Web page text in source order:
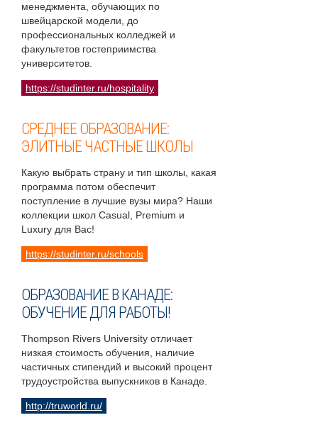
менеджмента, обучающих по
швейцарской модели, до
профессиональных колледжей и
факультетов гостеприимства
университетов.
https://studinter.ru/hospitality
СРЕДНЕЕ ОБРАЗОВАНИЕ:
ЭЛИТНЫЕ ЧАСТНЫЕ ШКОЛЫ
Какую выбрать страну и тип школы, какая
программа потом обеспечит
поступление в лучшие вузы мира? Наши
коллекции школ Casual, Premium и
Luxury для Вас!
https://studinter.ru/schools
ОБРАЗОВАНИЕ В КАНАДЕ:
ОБУЧЕНИЕ ДЛЯ РАБОТЫ!
Thompson Rivers University отличает
низкая стоимость обучения, наличие
частичных стипендий и высокий процент
трудоустройства выпускников в Канаде.
http://truworld.ru/